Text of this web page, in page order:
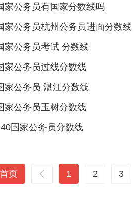
家公务员有国家分数线吗
家公务员杭州公务员进面分数线
家公务员考试 分数线
家公务员过线分数线
家公务员 湛江分数线
家公务员玉树分数线
国家公务员分数线
首页 1 2 3